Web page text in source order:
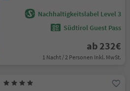
Nachhaltigkeitslabel Level 3
Südtirol Guest Pass
ab 232€
1 Nacht / 2 Personen Inkl. MwSt.